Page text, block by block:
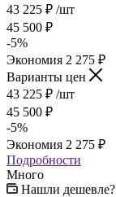
43 225 ₽ /шт
45 500 ₽
-5%
Экономия 2 275 ₽
Варианты цен
43 225 ₽ /шт
45 500 ₽
-5%
Экономия 2 275 ₽
Подробности
Много
Нашли дешевле?